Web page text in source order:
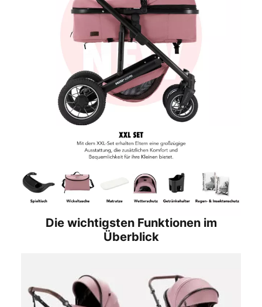
Die wichtigsten Funktionen im
Überblick